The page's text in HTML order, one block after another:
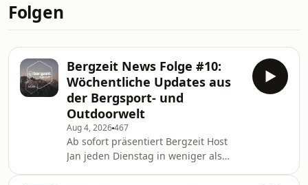
Folgen
Bergzeit News Folge #10:
Wöchentliche Updates aus
der Bergsport- und
Outdoorwelt
Aug 4, 2026467
Ab sofort präsentiert Bergzeit Host
Jan jeden Dienstag in weniger als